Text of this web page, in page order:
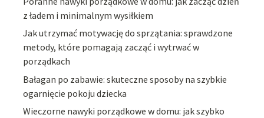
z ładem i minimalnym wysiłkiem
Jak utrzymać motywację do sprzątania: sprawdzone
metody, które pomagają zacząć i wytrwać w
porządkach
Bałagan po zabawie: skuteczne sposoby na szybkie
ogarnięcie pokoju dziecka
Wieczorne nawyki porządkowe w domu: jak szybko